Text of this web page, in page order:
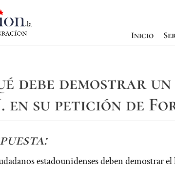
Inicio
debe demostrar
en su petición de
estadounidenses deben demostrar